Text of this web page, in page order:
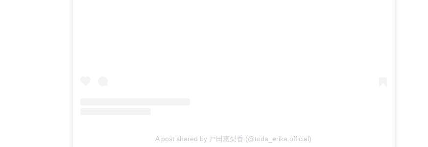
A post shared by 戸田恵梨香 (@toda_erika.official)